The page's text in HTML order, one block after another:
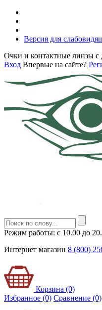
Версия для
Очки и контактные линзы с
Вход Впервые на сайте?
Режим работы: с 10.00 до
Интернет магазин 8 (800)
Корзина (0)
Избранное (0) Сравнение (0)